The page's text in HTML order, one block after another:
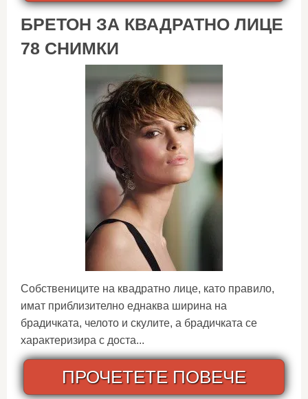
БРЕТОН ЗА КВАДРАТНО ЛИЦЕ
78 СНИМКИ
Собствениците на квадратно лице, като правило,
имат приблизително еднаква ширина на
брадичката, челото и скулите, а брадичката се
характеризира с доста...
ПРОЧЕТЕТЕ ПОВЕЧЕ